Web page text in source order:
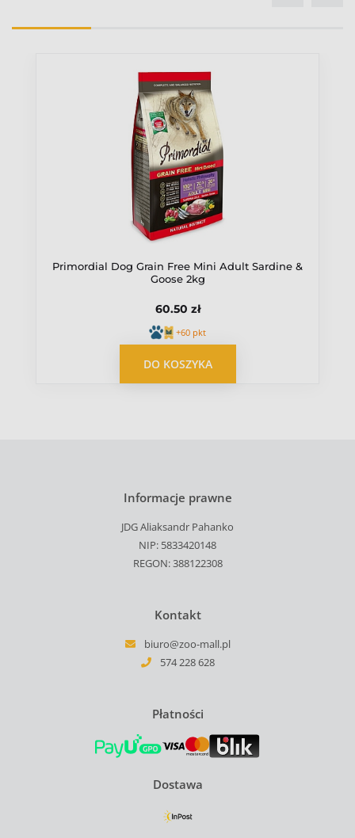
Primordial Dog Grain Free Mini Adult Sardine &
Goose 2kg
60.50 zł
+60 pkt
DO KOSZYKA
Informacje prawne
JDG Aliaksandr Pahanko
NIP: 5833420148
REGON: 388122308
Kontakt
biuro@zoo-mall.pl
574 228 628
Płatności
Dostawa